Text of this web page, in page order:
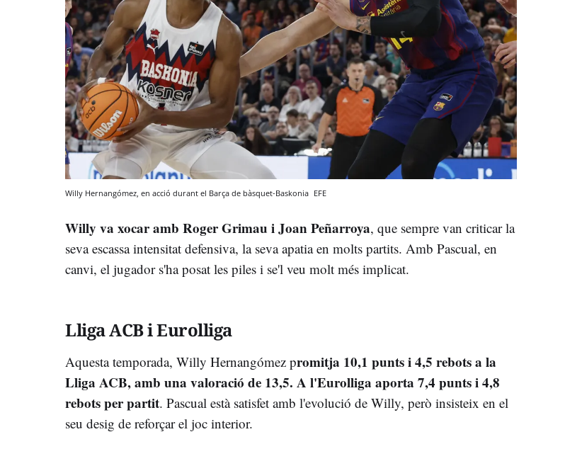
Willy Hernangómez, en acció durant el Barça de bàsquet-Baskonia EFE
Willy va xocar amb Roger Grimau i Joan Peñarroya, que sempre van criticar la
seva escassa intensitat defensiva, la seva apatia en molts partits. Amb Pascual, en
canvi, el jugador s'ha posat les piles i se'l veu molt més implicat.
Lliga ACB i Eurolliga
Aquesta temporada, Willy Hernangómez promitja 10,1 punts i 4,5 rebots a la
Lliga ACB, amb una valoració de 13,5. A l'Eurolliga aporta 7,4 punts i 4,8
rebots per partit. Pascual està satisfet amb l'evolució de Willy, però insisteix en el
seu desig de reforçar el joc interior.